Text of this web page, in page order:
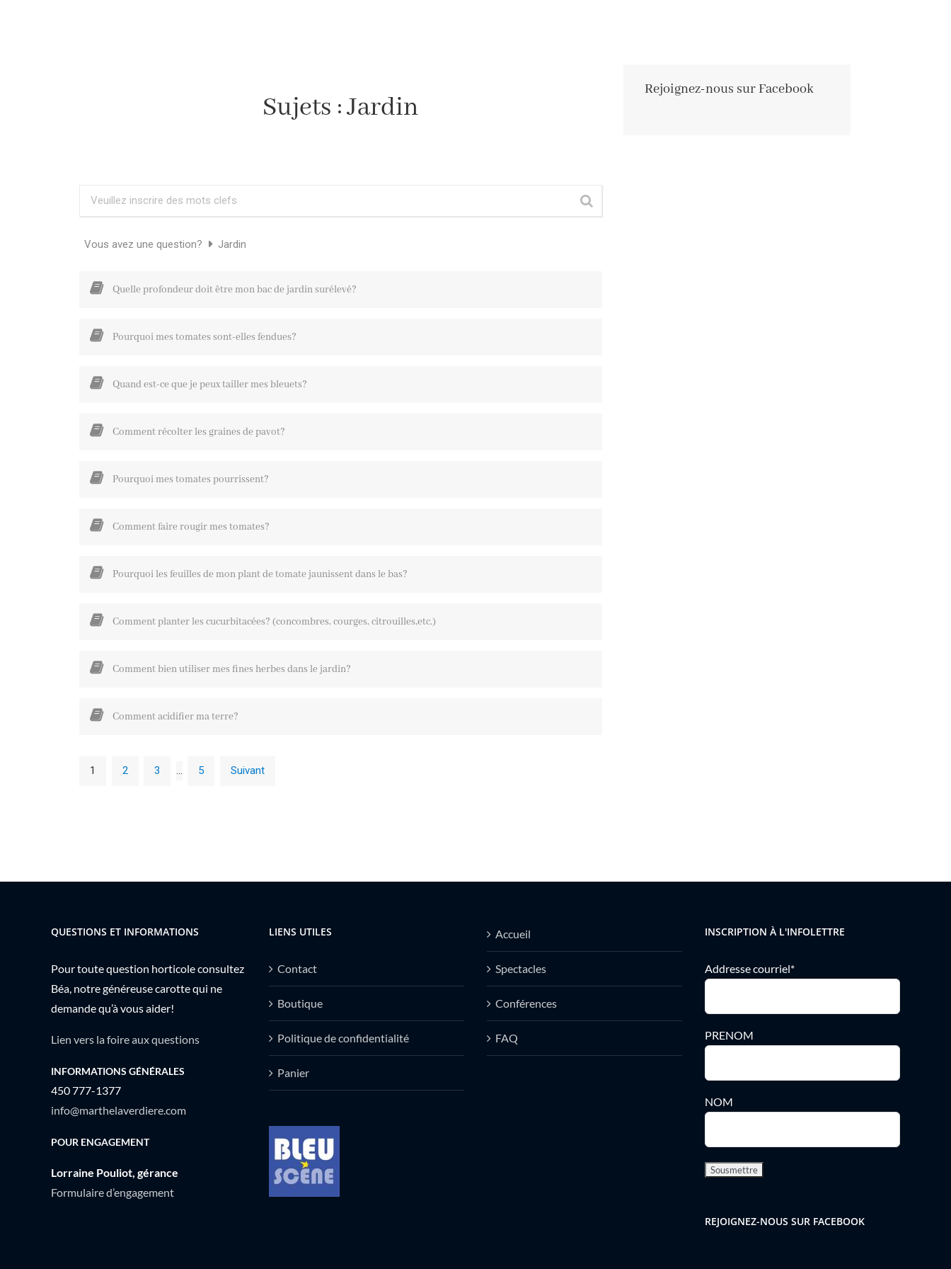
Sujets :Jardin
Vous avez une question? Jardin
Quelle profondeur doit être mon bac de jardin surélevé?
Pourquoi mes tomates sont-elles fendues?
Quand est-ce que je peux tailler mes bleuets?
Comment récolter les graines de pavot?
Pourquoi mes tomates pourrissent?
Comment faire rougir mes tomates?
Pourquoi les feuilles de mon plant de tomate jaunissent dans le bas?
Comment planter les cucurbitacées? (concombres, courges, citrouilles,etc.)
Comment bien utiliser mes fines herbes dans le jardin?
Comment acidifier ma terre?
1 2 3 … 5 Suivant
Rejoignez-nous sur Facebook
QUESTIONS ET INFORMATIONS
Pour toute question horticole consultez
Béa, notre généreuse carotte qui ne
demande qu’à vous aider!
Lien vers la foire aux questions
INFORMATIONS GÉNÉRALES
450 777-1377
info@marthelaverdiere.com
POUR ENGAGEMENT
Lorraine Pouliot, gérance
Formulaire d’engagement
LIENS UTILES
Contact
Boutique
Politique de confidentialité
Panier
Accueil
Spectacles
Conférences
FAQ
INSCRIPTION À L'INFOLETTRE
Addresse courriel*
PRENOM
NOM
REJOIGNEZ-NOUS SUR FACEBOOK